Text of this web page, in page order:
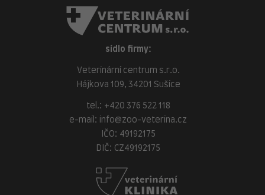
sídlo firmy:
Veterinární centrum s.r.o.
Hájkova 109, 34201 Sušice
tel.: +420 376 522 118
e-mail:
info@zoo-veterina.cz
IČO: 49192175
DIČ: CZ49192175